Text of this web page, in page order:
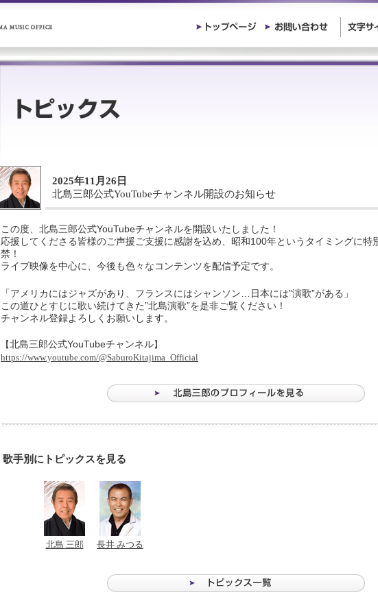
2025年11月26日
北島三郎公式YouTubeチャンネル開設のお知らせ
この度、北島三郎公式YouTubeチャンネルを開設いたしました！
応援してくださる皆様のご声援ご支援に感謝を込め、昭和100年というタイミングに特
禁！
ライブ映像を中心に、今後も色々なコンテンツを配信予定です。
「アメリカにはジャズがあり、フランスにはシャンソン…日本には”演歌”がある」
この道ひとすじに歌い続けてきた”北島演歌”を是非ご覧ください！
チャンネル登録よろしくお願いします。
【北島三郎公式YouTubeチャンネル】
https://www.youtube.com/@SaburoKitajima_Official
歌手別にトピックスを見る
北島 三郎 長井 みつる